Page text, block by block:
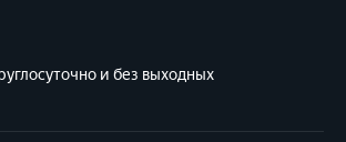
и без выходных